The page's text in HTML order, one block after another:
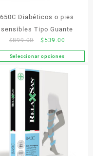
de
producto
650C Diabéticos o pies
sensibles Tipo Guante
$899.00
Original
price
was:
$899.00.
$ 539.00
price
is:
Seleccionar opciones
Este
producto
variantes.
opciones
se
pueden
elegir